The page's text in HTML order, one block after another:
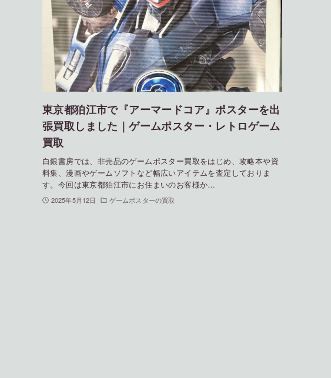
東京都狛江市で『アーマードコア』ポスターを出
張買取しました｜ゲームポスター・レトロゲーム
買取
白銀書房では、非売品のゲームポスター買取をはじめ、攻略本や資
料集、漫画やゲームソフトなど幅広いアイテムを査定しておりま
す。今回は東京都狛江市にお住まいのお客様か…
2025年5月12日 ゲームポスターの買取